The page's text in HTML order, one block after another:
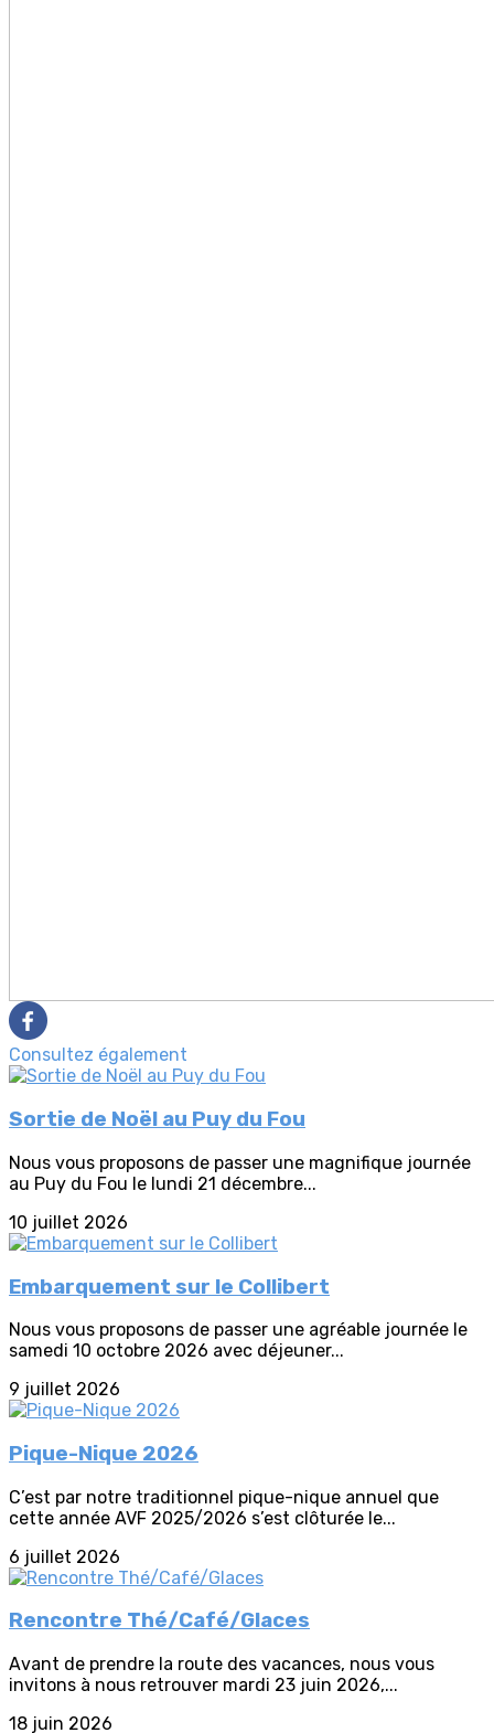
Consultez également
Sortie de Noël au Puy du Fou
Nous vous proposons de passer une magnifique journée
au Puy du Fou le lundi 21 décembre...
10 juillet 2026
Embarquement sur le Collibert
Nous vous proposons de passer une agréable journée le
samedi 10 octobre 2026 avec déjeuner...
9 juillet 2026
Pique-Nique 2026
C’est par notre traditionnel pique-nique annuel que
cette année AVF 2025/2026 s’est clôturée le...
6 juillet 2026
Rencontre Thé/Café/Glaces
Avant de prendre la route des vacances, nous vous
invitons à nous retrouver mardi 23 juin 2026,...
18 juin 2026